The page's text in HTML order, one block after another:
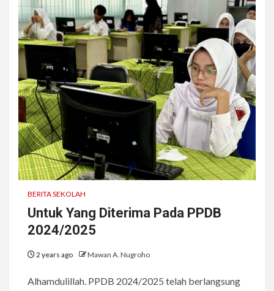
BERITA SEKOLAH
Untuk Yang Diterima Pada PPDB
2024/2025
2 years ago Mawan A. Nugroho
Alhamdulillah. PPDB 2024/2025 telah berlangsung